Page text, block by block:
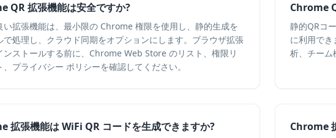
QR 拡張機能は安全ですか?
い拡張機能は、最小限の Chrome 権限を使用し、静的生成を
で処理し、クラウド同期をオプションにします。ブラウザ拡張
ンストールする前に、Chrome Web Store のリスト、権限リ
、プライバシー ポリシーを確認してください。
Chrome
静的QRコ
に利用で
析、チーム
拡張機能は WiFi QR コードを生成できますか? Chrome